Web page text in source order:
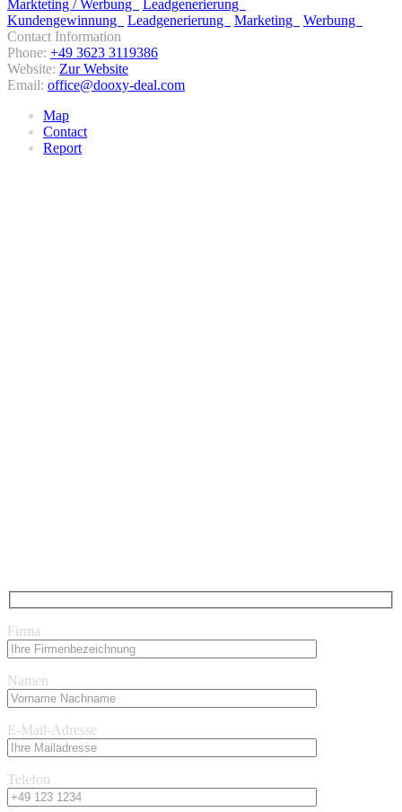
Markteting / Werbung
Leadgenerierung
Kundengewinnung
Leadgenerierung Marketing
Werbung
Contact Information
Phone: +49 3623 3119386
Website: Zur Website
Email: office@dooxy-deal.com
Map
Contact
Report
Firma
Namen
E-Mail-Adresse
Telefon